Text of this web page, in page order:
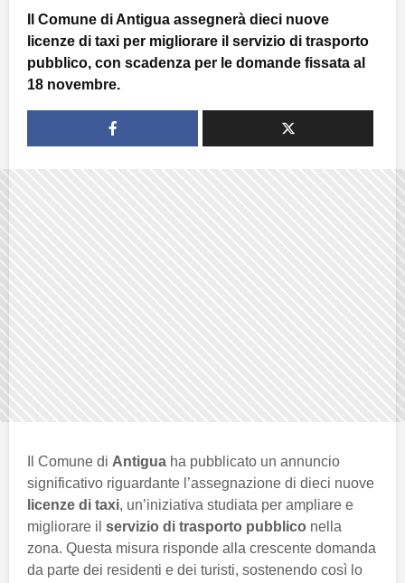
Il Comune di Antigua assegnerà dieci nuove
licenze di taxi per migliorare il servizio di trasporto
pubblico, con scadenza per le domande fissata al
18 novembre.
Il Comune di Antigua ha pubblicato un annuncio
significativo riguardante l’assegnazione di dieci nuove
licenze di taxi, un’iniziativa studiata per ampliare e
migliorare il servizio di trasporto pubblico nella
zona. Questa misura risponde alla crescente domanda
da parte dei residenti e dei turisti, sostenendo così lo